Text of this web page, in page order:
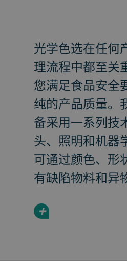
光学色选在任何
理流程中都至关
您满足食品安全
纯的产品质量。
备采用一系列技
头、照明和机器
可通过颜色、形
有缺陷物料和异
+